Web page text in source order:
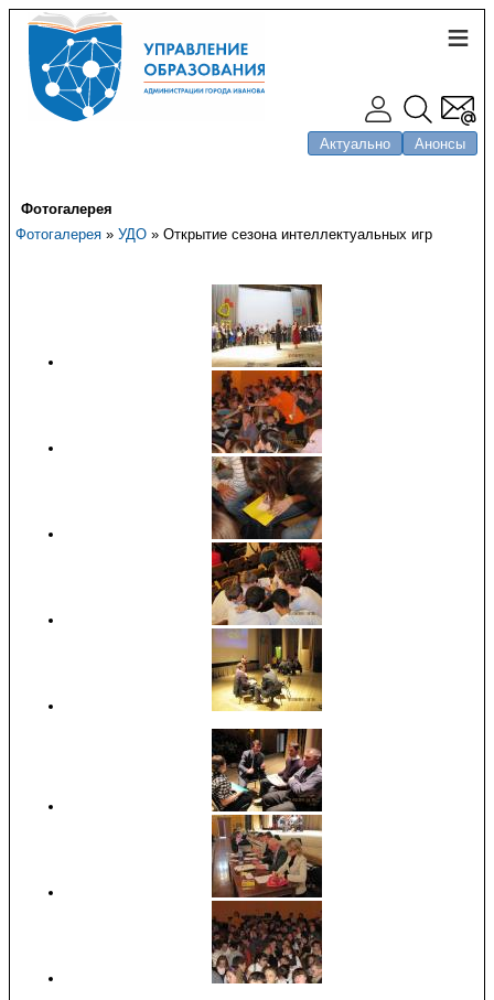
Актуально Анонсы
Фотогалерея
Фотогалерея » УДО » Открытие сезона интеллектуальных игр